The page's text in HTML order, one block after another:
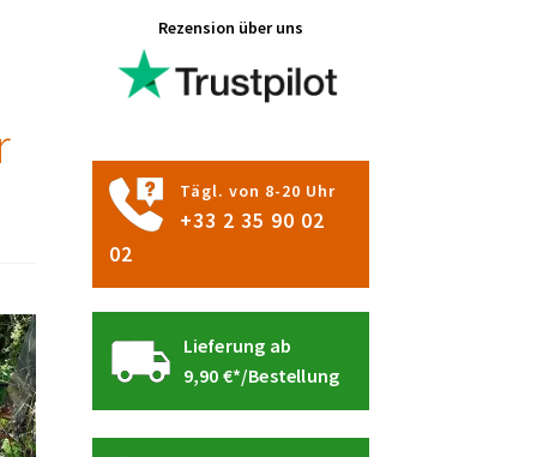
Rezension über uns
Tägl. von 8-20 Uhr
+33 2 35 90 02
02
Lieferung ab
9,90 €*/Bestellung